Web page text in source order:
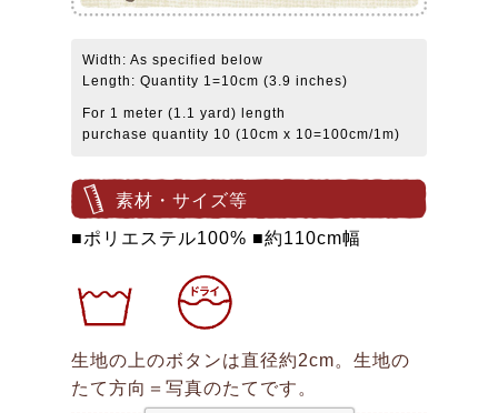
Width: As specified below
Length: Quantity 1=10cm (3.9 inches)
For 1 meter (1.1 yard) length
purchase quantity 10 (10cm x 10=100cm/1m)
素材・サイズ等
■ポリエステル100% ■約110cm幅
生地の上のボタンは直径約2cm。生地の
たて方向＝写真のたてです。